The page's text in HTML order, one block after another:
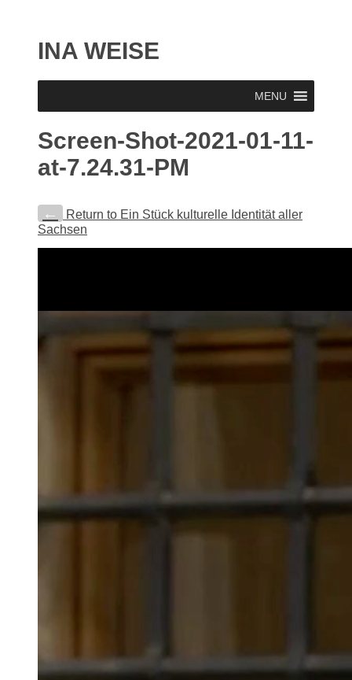
INA WEISE
MENU
Screen-Shot-2021-01-11-
at-7.24.31-PM
←
Return to Ein Stück kulturelle Identität aller
Sachsen